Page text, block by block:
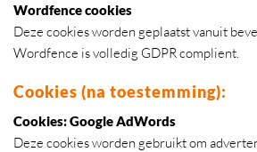
Wordfence cookies
Deze cookies worden geplaatst vanuit
Wordfence is volledig GDPR complient.
Cookies (na toestemming):
Cookies: Google AdWords
Deze cookies worden gebruikt om